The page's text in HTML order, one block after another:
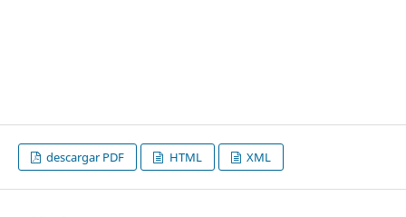
descargar PDF HTML XML